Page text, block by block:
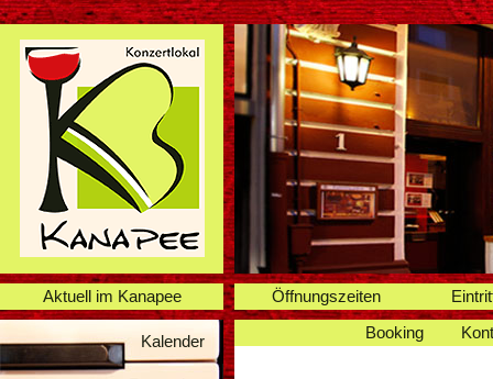
Aktuell im Kanapee Öffnungszeiten
Kalender Booking